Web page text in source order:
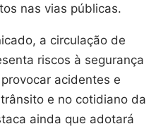
nas vias públicas.
a circulação de
riscos à segurança
acidentes e
e no cotidiano da
ainda que adotará